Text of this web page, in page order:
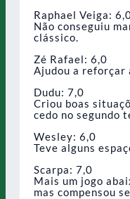
Raphael Veiga:
Não conseguiu
clássico.
Zé Rafael: 6,0
Ajudou a reforçar
Dudu: 7,0
Criou boas
cedo no segundo
Wesley: 6,0
Teve alguns
Scarpa: 7,0
Mais um jogo
mas compensou